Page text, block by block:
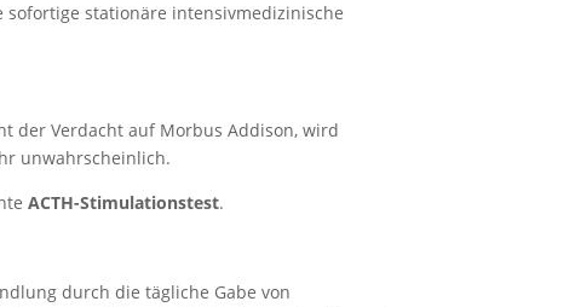
sofortige stationäre intensivmedizinische
der Verdacht auf Morbus Addison, wird
unwahrscheinlich.
ACTH-Stimulationstest.
durch die tägliche Gabe von